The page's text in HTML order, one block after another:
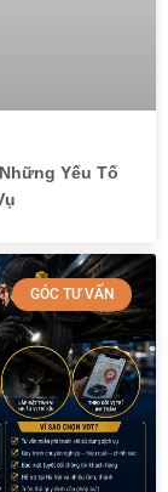
Yếu Tố
GÓC TƯ VẤN